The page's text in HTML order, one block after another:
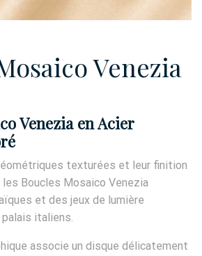
Venezia
Venezia en Acier
texturées et leur finition
Boucles Mosaico Venezia
et des jeux de lumière
italiens.
associe un disque délicatement